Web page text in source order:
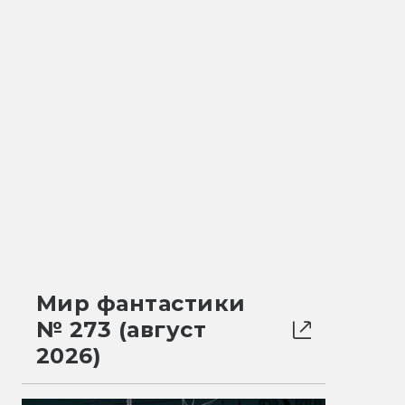
Мир фантастики
№ 273 (август
2026)